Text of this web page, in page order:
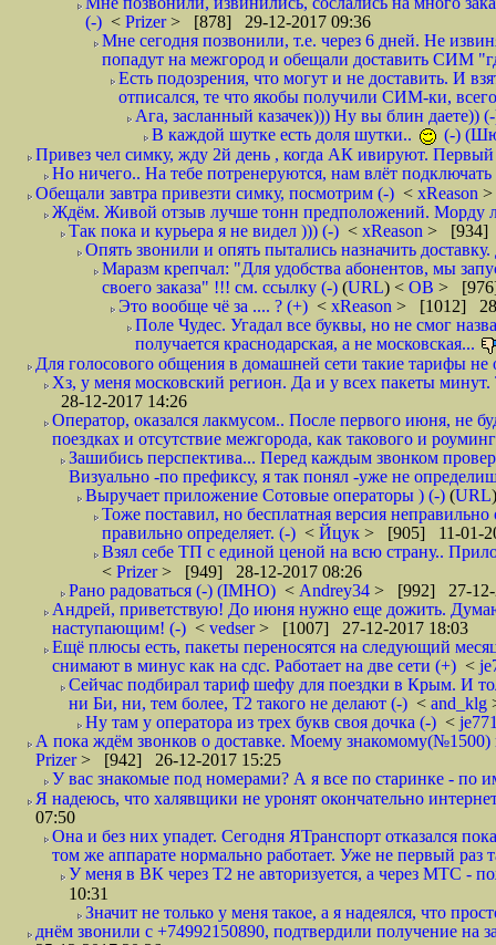
(-) < Prizer> [878] 29-12-2017 09:36
Мне сегодня позвонили, т.е. через 6 дней. Не
попадут на межгород и обещали доставить СИМ
Есть подозрения, что могут и не доставить. И
отписался, те что якобы получили СИМ-ки,
Ага, засланный казачек))) Ну вы блин даете))
В каждой шутке есть доля шутки..
(-)
Привез чел симку, жду 2й день , когда АК ивируют. Первый
Но ничего.. На тебе потренеруются, нам влёт подключать
Обещали завтра привезти симку, посмотрим (-) < xReason
Ждём. Живой отзыв лучше тонн предположений. Морду
Так пока и курьера я не видел ))) (-) < xReason > [934]
Опять звонили и опять пытались назначить
Маразм крепчал: "Для удобства абонентов, мы
своего заказа" !!! см. ссылку (-) (URL) < ОВ >
Это вообще чё за .... ? (+) < xReason > [1012]
Поле Чудес. Угадал все буквы, но не смог
получается краснодарская, а не московская...
Для голосового общения в домашней сети такие тарифы не
Хз, у меня московский регион. Да и у всех пакеты
28-12-2017 14:26
Оператор, оказался лакмусом.. После первого июня, не
поездках и отсутствие межгорода, как такового и
Зашибись перспектива... Перед каждым звонком
Визуально -по префиксу, я так понял -уже не
Выручает приложение Сотовые операторы ) (-) (URL
Тоже поставил, но бесплатная версия
правильно определяет. (-) < Йцук > [905] 11-01-
Взял себе ТП с единой ценой на всю страну..
< Prizer> [949] 28-12-2017 08:26
Рано радоваться (-) (IMHO) < Andrey34 > [992] 27-12-
Андрей, приветствую! До июня нужно еще дожить.
наступающим! (-) < vedser> [1007] 27-12-2017 18:03
Ещё плюсы есть, пакеты переносятся на следующий
снимают в минус как на сдс. Работает на две сети (+) <
Сейчас подбирал тариф шефу для поездки в Крым. И
ни Би, ни, тем более, Т2 такого не делают (-) < and_klg
Ну там у оператора из трех букв своя дочка (-) <
А пока ждём звонков о доставке. Моему знакомому(№1500)
Prizer> [942] 26-12-2017 15:25
У вас знакомые под номерами? А я все по старинке - по
Я надеюсь, что халявщики не уронят окончательно
07:50
Она и без них упадет. Сегодня ЯТранспорт отказался
том же аппарате нормально работает. Уже не первый раз
У меня в ВК через Т2 не авторизуется, а через МТС -
10:31
Значит не только у меня такое, а я надеялся, что
днём звонили с +74992150890, подтвердили получение на